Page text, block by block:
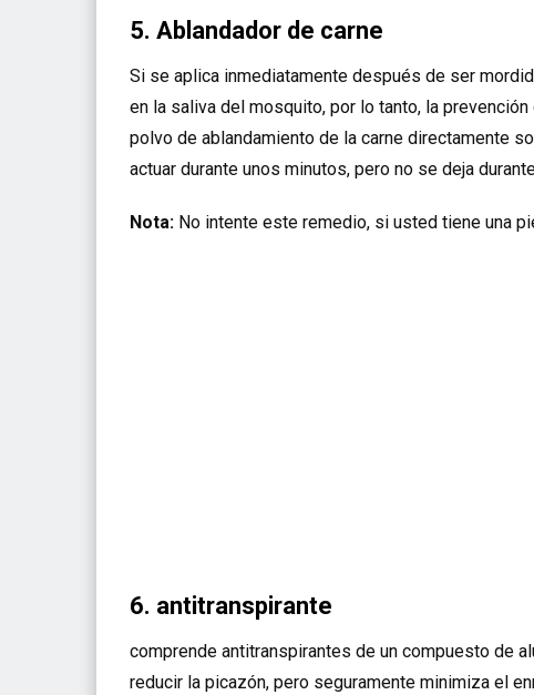
5. Ablandador de carne
Si se aplica inmediatamente después de ser
en la saliva del mosquito, por lo tanto, la
polvo de ablandamiento de la carne directamente
actuar durante unos minutos, pero no se deja
Nota: No intente este remedio, si usted tiene una
6. antitranspirante
comprende antitranspirantes de un compuesto de
reducir la picazón, pero seguramente minimiza el